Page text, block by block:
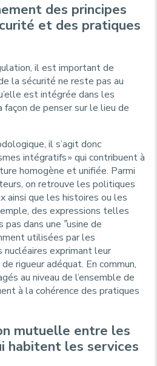
des principes
et des pratiques
il est important de
la sécurité ne reste pas au
est intégrée dans les
de penser sur le lieu de
il s’agit donc
intégratifs » qui contribuent à
homogène et unifiée. Parmi
on retrouve les politiques
ainsi que les histoires ou les
des expressions telles
dans une ‟usine de
utilisées par les
exprimant leur
rigueur adéquat. En commun,
au niveau de l’ensemble de
à la cohérence des pratiques
mutuelle entre les
habitent les services